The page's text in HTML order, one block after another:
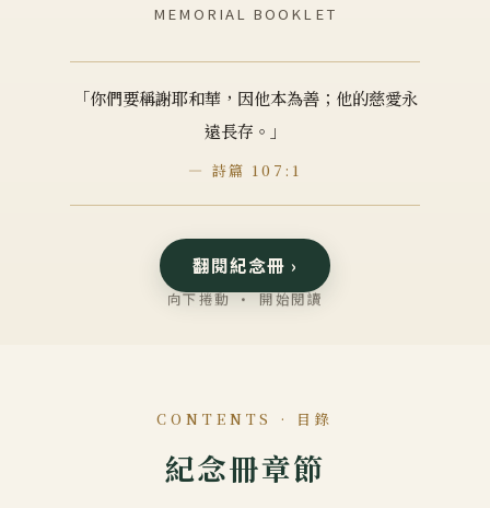
MEMORIAL BOOKLET
「你們要稱謝耶和華，因他本為善；他的慈愛永
遠長存。」
— 詩篇 107:1
翻閱紀念冊 ›
向下捲動 · 開始閱讀
CONTENTS · 目錄
紀念冊章節